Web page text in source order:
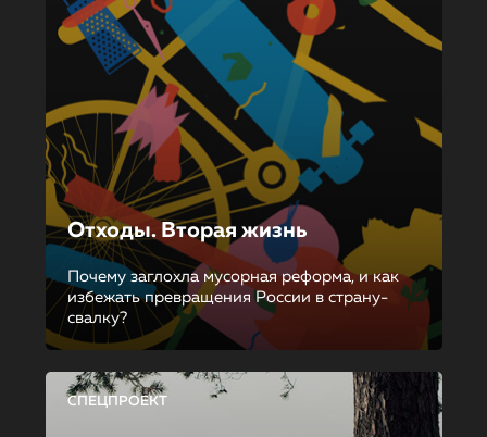
Отходы. Вторая жизнь
Почему заглохла мусорная реформа, и как
избежать превращения России в страну-
свалку?
СПЕЦПРОЕКТ